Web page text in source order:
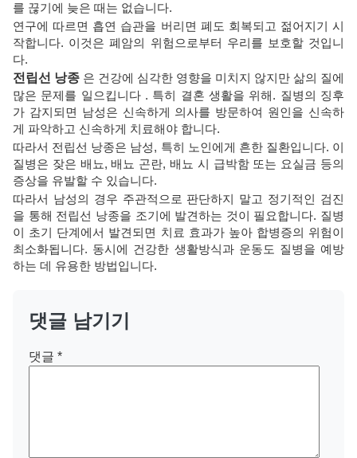
를 끊기에 늦은 때는 없습니다.
연구에 따르면 흡연 습관을 버리면 폐도 회복되고 젊어지기 시
작합니다. 이것은 폐암의 위험으로부터 우리를 보호할 것입니
다.
전립선 낭종 은 건강에 심각한 영향을 미치지 않지만 삶의 질에
많은 문제를 일으킵니다 . 특히 결혼 생활을 위해. 질병의 징후
가 감지되면 남성은 신속하게 의사를 방문하여 원인을 신속하
게 파악하고 신속하게 치료해야 합니다.
따라서 전립선 낭종은 남성, 특히 노인에게 흔한 질환입니다. 이
질병은 잦은 배뇨, 배뇨 곤란, 배뇨 시 급박함 또는 요실금 등의
증상을 유발할 수 있습니다.
따라서 남성의 경우 주관적으로 판단하지 말고 정기적인 검진
을 통해 전립선 낭종을 조기에 발견하는 것이 필요합니다. 질병
이 초기 단계에서 발견되면 치료 효과가 높아 합병증의 위험이
최소화됩니다. 동시에 건강한 생활방식과 운동도 질병을 예방
하는 데 유용한 방법입니다.
댓글 남기기
댓글 *